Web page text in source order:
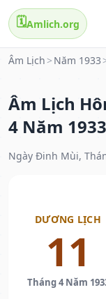
🗓️Amlich.org
Âm Lịch > Năm 1933
Âm Lịch
4 Năm 1933
Ngày Đinh Mùi,
DƯƠNG LỊCH
11
Tháng 4 Năm